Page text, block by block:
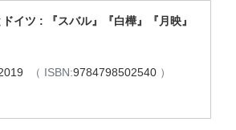
イツ : 『スバル』『白樺』『月映』
（ ISBN:9784798502540 ）